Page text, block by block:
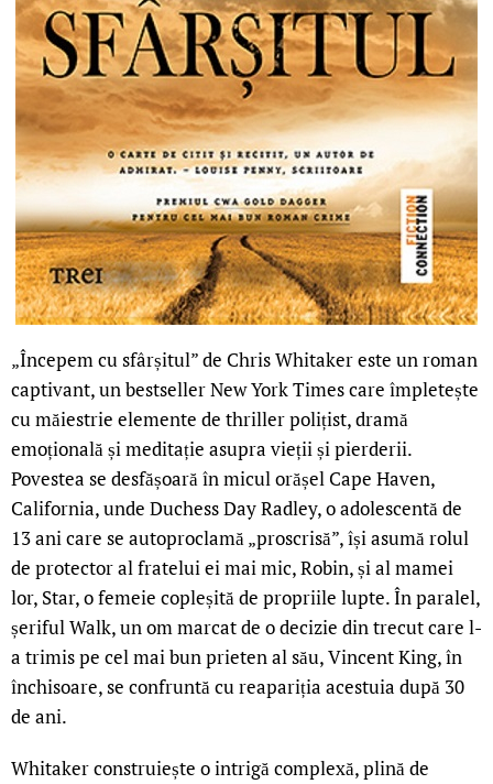
„Începem cu sfârșitul” de Chris Whitaker este un roman
captivant, un bestseller New York Times care împletește
cu măiestrie elemente de thriller polițist, dramă
emoțională și meditație asupra vieții și pierderii.
Povestea se desfășoară în micul orășel Cape Haven,
California, unde Duchess Day Radley, o adolescentă de
13 ani care se autoproclamă „proscrisă”, își asumă rolul
de protector al fratelui ei mai mic, Robin, și al mamei
lor, Star, o femeie copleșită de propriile lupte. În paralel,
șeriful Walk, un om marcat de o decizie din trecut care l-
a trimis pe cel mai bun prieten al său, Vincent King, în
închisoare, se confruntă cu reapariția acestuia după 30
de ani.
Whitaker construiește o intrigă complexă, plină de